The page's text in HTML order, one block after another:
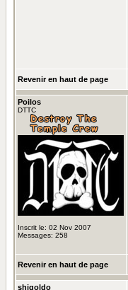
Revenir en haut de page
Poilos
DTTC
Inscrit le: 02 Nov 2007
Messages: 258
Revenir en haut de page
shigoldo